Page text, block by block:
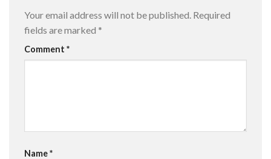
Your email address will not be published. Required
fields are marked *
Comment *
Name*